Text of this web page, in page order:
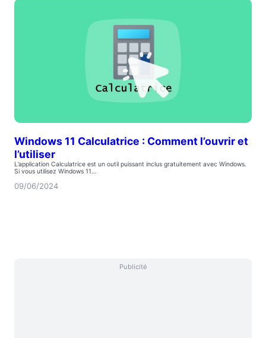
Windows 11 Calculatrice : Comment l’ouvrir et
l’utiliser
L’application Calculatrice est un outil puissant inclus gratuitement avec Windows.
Si vous utilisez Windows 11…
09/06/2024
Publicité